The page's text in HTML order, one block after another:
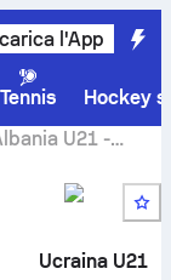
l'App
Tennis
Hockey
U21-
classifica e
Ucraina U21